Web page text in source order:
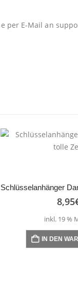
per E-Mail an
8,95
inkl. 19 %
IN DEN